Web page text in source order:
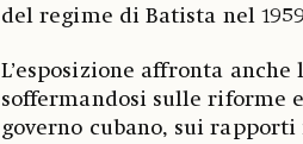
del regime di Batista nel
L’esposizione affronta
soffermandosi sulle riforme
governo cubano, sui